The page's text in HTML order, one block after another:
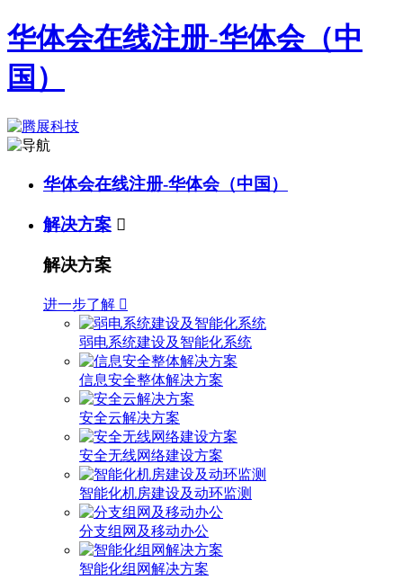
华体会在线注册-华体会（中
国）
华体会在线注册-华体会（中国）
解决方案 
解决方案
进一步了解 
弱电系统建设及智能化系统
信息安全整体解决方案
安全云解决方案
安全无线网络建设方案
智能化机房建设及动环监测
分支组网及移动办公
智能化组网解决方案